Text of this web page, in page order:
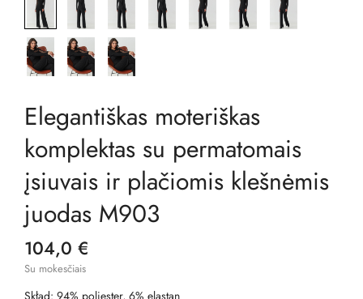
Elegantiškas moteriškas
komplektas su permatomais
įsiuvais ir plačiomis klešnėmis
juodas M903
104,0 €
Su mokesčiais